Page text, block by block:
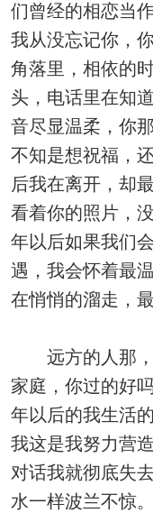
们曾经的相恋当
我从没忘记你，
角落里，相依的
头，电话里在知
音尽显温柔，你
不知是想祝福，
后我在离开，却
看着你的照片，
年以后如果我们
遇，我会怀着最
在悄悄的溜走，
远方的人那，
家庭，你过的好
年以后的我生活
我这是我努力营
对话我就彻底失
水一样波兰不惊。